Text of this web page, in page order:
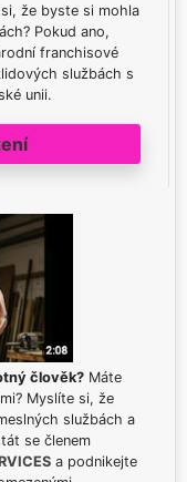
že byste si mohla
Pokud ano,
franchisové
službách s
unii.
člověk? Máte
Myslíte si, že
službách a
se členem
a podnikejte